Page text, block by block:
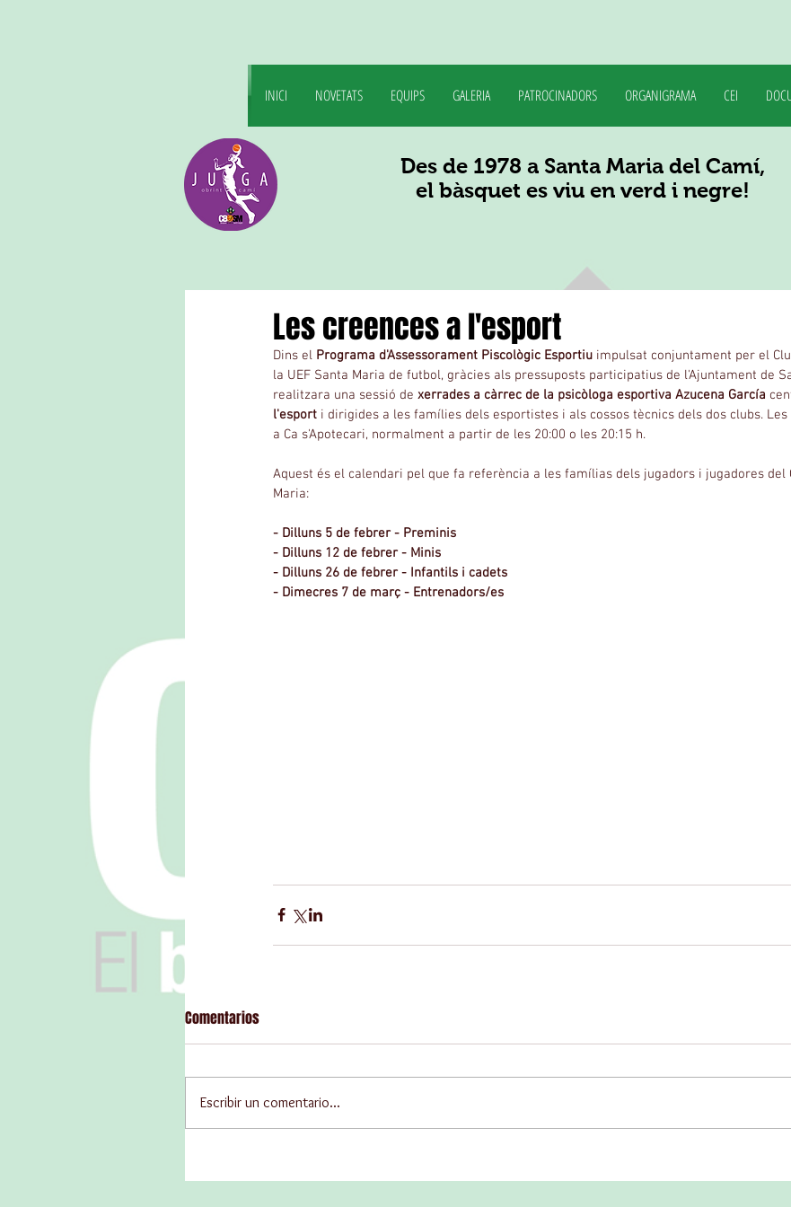
INICI NOVETATS EQUIPS GALERIA PATROCINADORS ORGANIGRAMA CEI
Des de 1978 a Santa Maria del Camí,
el bàsquet es viu en verd i negre!
Les creences a l'esport
Dins el Programa d'Assessorament Piscològic Esportiu impulsat conjuntament per el
la UEF Santa Maria de futbol, gràcies als pressuposts participatius de l'Ajuntament de
realitzara una sessió de xerrades a càrrec de la psicòloga esportiva Azucena García
l'esport i dirigides a les famílies dels esportistes i als cossos tècnics dels dos clubs.
a Ca s'Apotecari, normalment a partir de les 20:00 o les 20:15 h.
Aquest és el calendari pel que fa referència a les famílias dels jugadors i jugadores del
Maria:
- Dilluns 5 de febrer - Preminis
- Dilluns 12 de febrer - Minis
- Dilluns 26 de febrer - Infantils i cadets
- Dimecres 7 de març - Entrenadors/es
Comentarios
Escribir un comentario...